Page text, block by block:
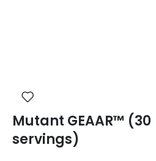
Mutant GEAAR™ (30
servings)